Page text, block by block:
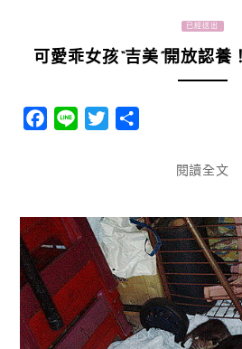
已經送出
可愛乖女孩“吉美”開放認養
Facebook
Line Twitter
閱讀全文